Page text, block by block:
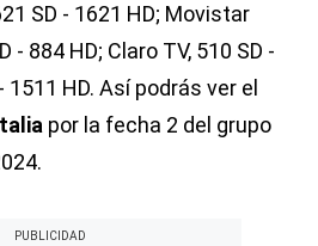
SD - 1621 HD; Movistar
- 884 HD; Claro TV, 510 SD -
1511 HD. Así podrás ver el
por la fecha 2 del grupo